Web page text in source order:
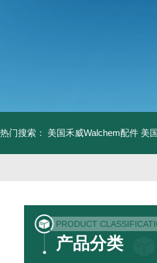
热门搜索： 美国禾威Walchem配件 美
PRODUCT
产品分类